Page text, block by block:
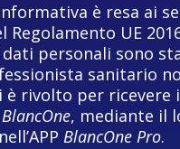
è resa ai
Regolamento UE
dati personali sono
sanitario
è rivolto per ricevere
BlancOne, mediante il
BlancOne Pro.